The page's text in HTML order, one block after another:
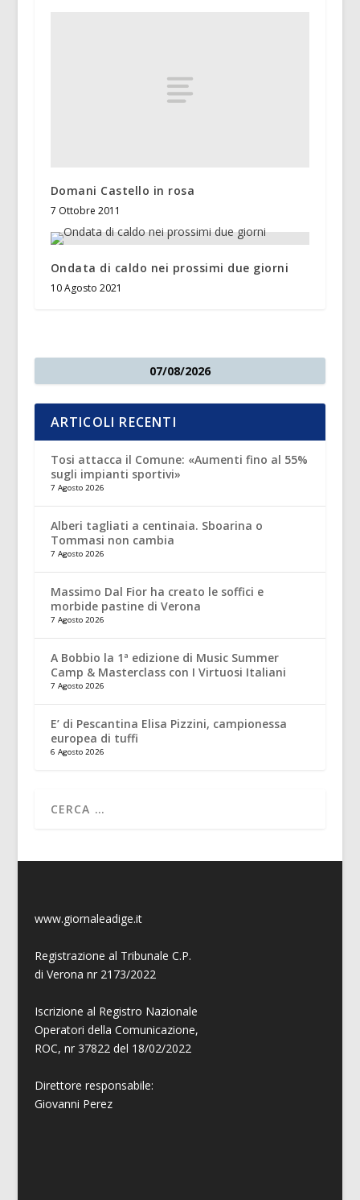
Domani Castello in rosa
7 Ottobre 2011
Ondata di caldo nei prossimi due giorni
10 Agosto 2021
07/08/2026
ARTICOLI RECENTI
Tosi attacca il Comune: «Aumenti fino al 55%
sugli impianti sportivi»
7 Agosto 2026
Alberi tagliati a centinaia. Sboarina o
Tommasi non cambia
7 Agosto 2026
Massimo Dal Fior ha creato le soffici e
morbide pastine di Verona
7 Agosto 2026
A Bobbio la 1ª edizione di Music Summer
Camp & Masterclass con I Virtuosi Italiani
7 Agosto 2026
E’ di Pescantina Elisa Pizzini, campionessa
europea di tuffi
6 Agosto 2026
www.giornaleadige.it
Registrazione al Tribunale C.P.
di Verona nr 2173/2022
Iscrizione al Registro Nazionale
Operatori della Comunicazione,
ROC, nr 37822 del 18/02/2022
Direttore responsabile:
Giovanni Perez